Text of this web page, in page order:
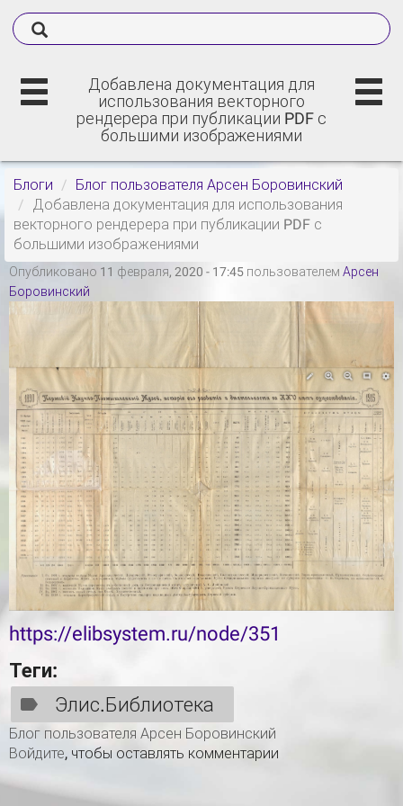
Добавлена документация для
использования векторного
рендерера при публикации PDF с
большими изображениями
Блоги
Блог пользователя Арсен Боровинский
Добавлена документация для использования
векторного рендерера при публикации PDF с
большими изображениями
Опубликовано 11 февраля, 2020 - 17:45 пользователем Арсен
Боровинский
https://elibsystem.ru/node/351
Теги:
Элис.Библиотека
Блог пользователя Арсен Боровинский
Войдите, чтобы оставлять комментарии